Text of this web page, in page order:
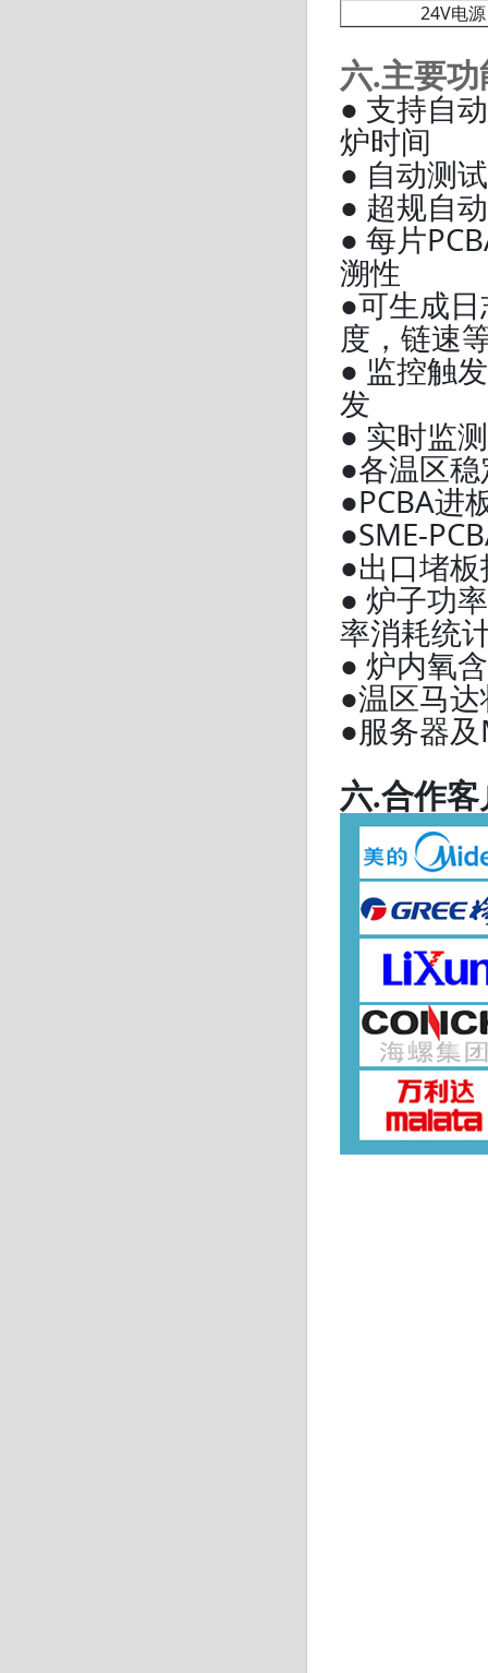
24V电源
六.主要功
● 支持自
炉时间
● 自动测
● 超规自
● 每片
溯性
●可生成日
度，链速
● 监控触
发
● 实时监
●各温区稳
●PCBA进
●SME-
●出口堵
● 炉子功
率消耗统
● 炉内氧
●温区马
●服务器
六.合作客